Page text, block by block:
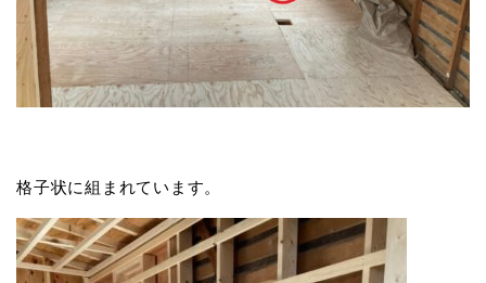
格子状に組まれています。